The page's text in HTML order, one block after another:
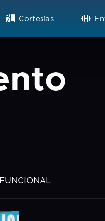
Cortesías
FUNCIONAL